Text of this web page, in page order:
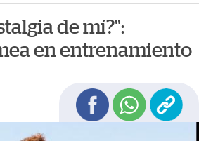
de mí?":
en entrenamiento